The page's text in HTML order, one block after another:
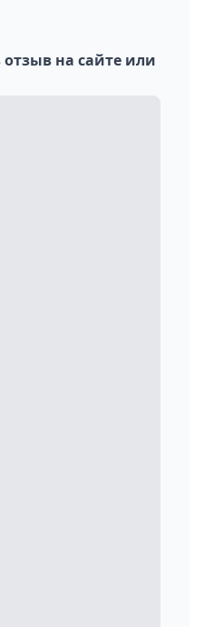
на сайте или